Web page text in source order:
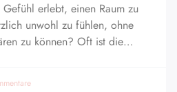
erlebt, einen Raum zu
unwohl zu fühlen, ohne
zu können? Oft ist die…